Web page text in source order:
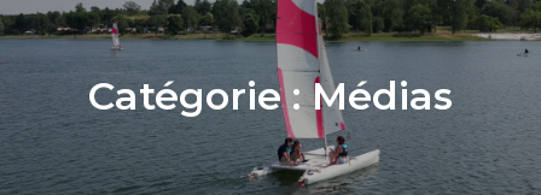
Catégorie :Médias